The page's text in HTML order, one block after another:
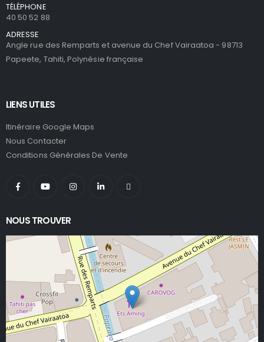
TÉLÉPHONE
40 50 52 88
ADRESSE
Angle rue des Remparts et avenue du Chef Vairaatoa - 98713
Papeete, Tahiti, Polynésie française
LIENS UTILES
Itinéraire Google Maps
Nous Contacter
Conditions Générales De Vente
NOUS TROUVER